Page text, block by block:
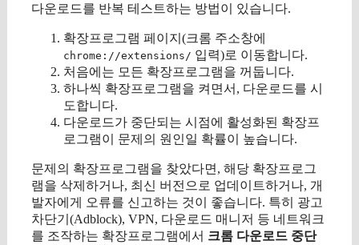
다운로드를 반복 테스트하는 방법이 있습니다.
확장프로그램 페이지(크롬 주소창에
chrome://extensions/ 입력)로 이동합니다.
처음에는 모든 확장프로그램을 꺼둡니다.
하나씩 확장프로그램을 켜면서, 다운로드를 시
도합니다.
다운로드가 중단되는 시점에 활성화된 확장프
로그램이 문제의 원인일 확률이 높습니다.
문제의 확장프로그램을 찾았다면, 해당 확장프로그
램을 삭제하거나, 최신 버전으로 업데이트하거나, 개
발자에게 오류를 신고하는 것이 좋습니다. 특히 광고
차단기(Adblock), VPN, 다운로드 매니저 등 네트워크
를 조작하는 확장프로그램에서 크롬 다운로드 중단